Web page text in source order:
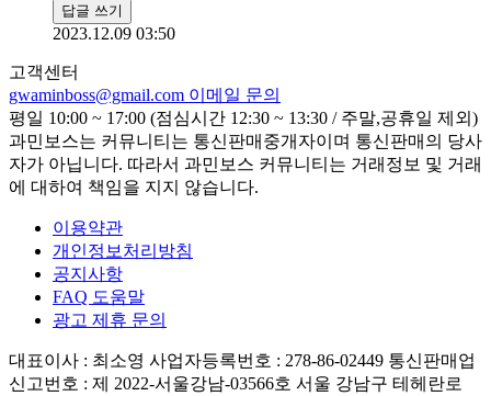
답글 쓰기
2023.12.09 03:50
고객센터
gwaminboss@gmail.com 이메일 문의
평일 10:00 ~ 17:00 (점심시간 12:30 ~ 13:30 / 주말,공휴일 제외)
과민보스는 커뮤니티는 통신판매중개자이며 통신판매의 당사
자가 아닙니다. 따라서 과민보스 커뮤니티는 거래정보 및 거래
에 대하여 책임을 지지 않습니다.
이용약관
개인정보처리방침
공지사항
FAQ 도움말
광고 제휴 문의
대표이사 : 최소영 사업자등록번호 : 278-86-02449 통신판매업
신고번호 : 제 2022-서울강남-03566호 서울 강남구 테헤란로